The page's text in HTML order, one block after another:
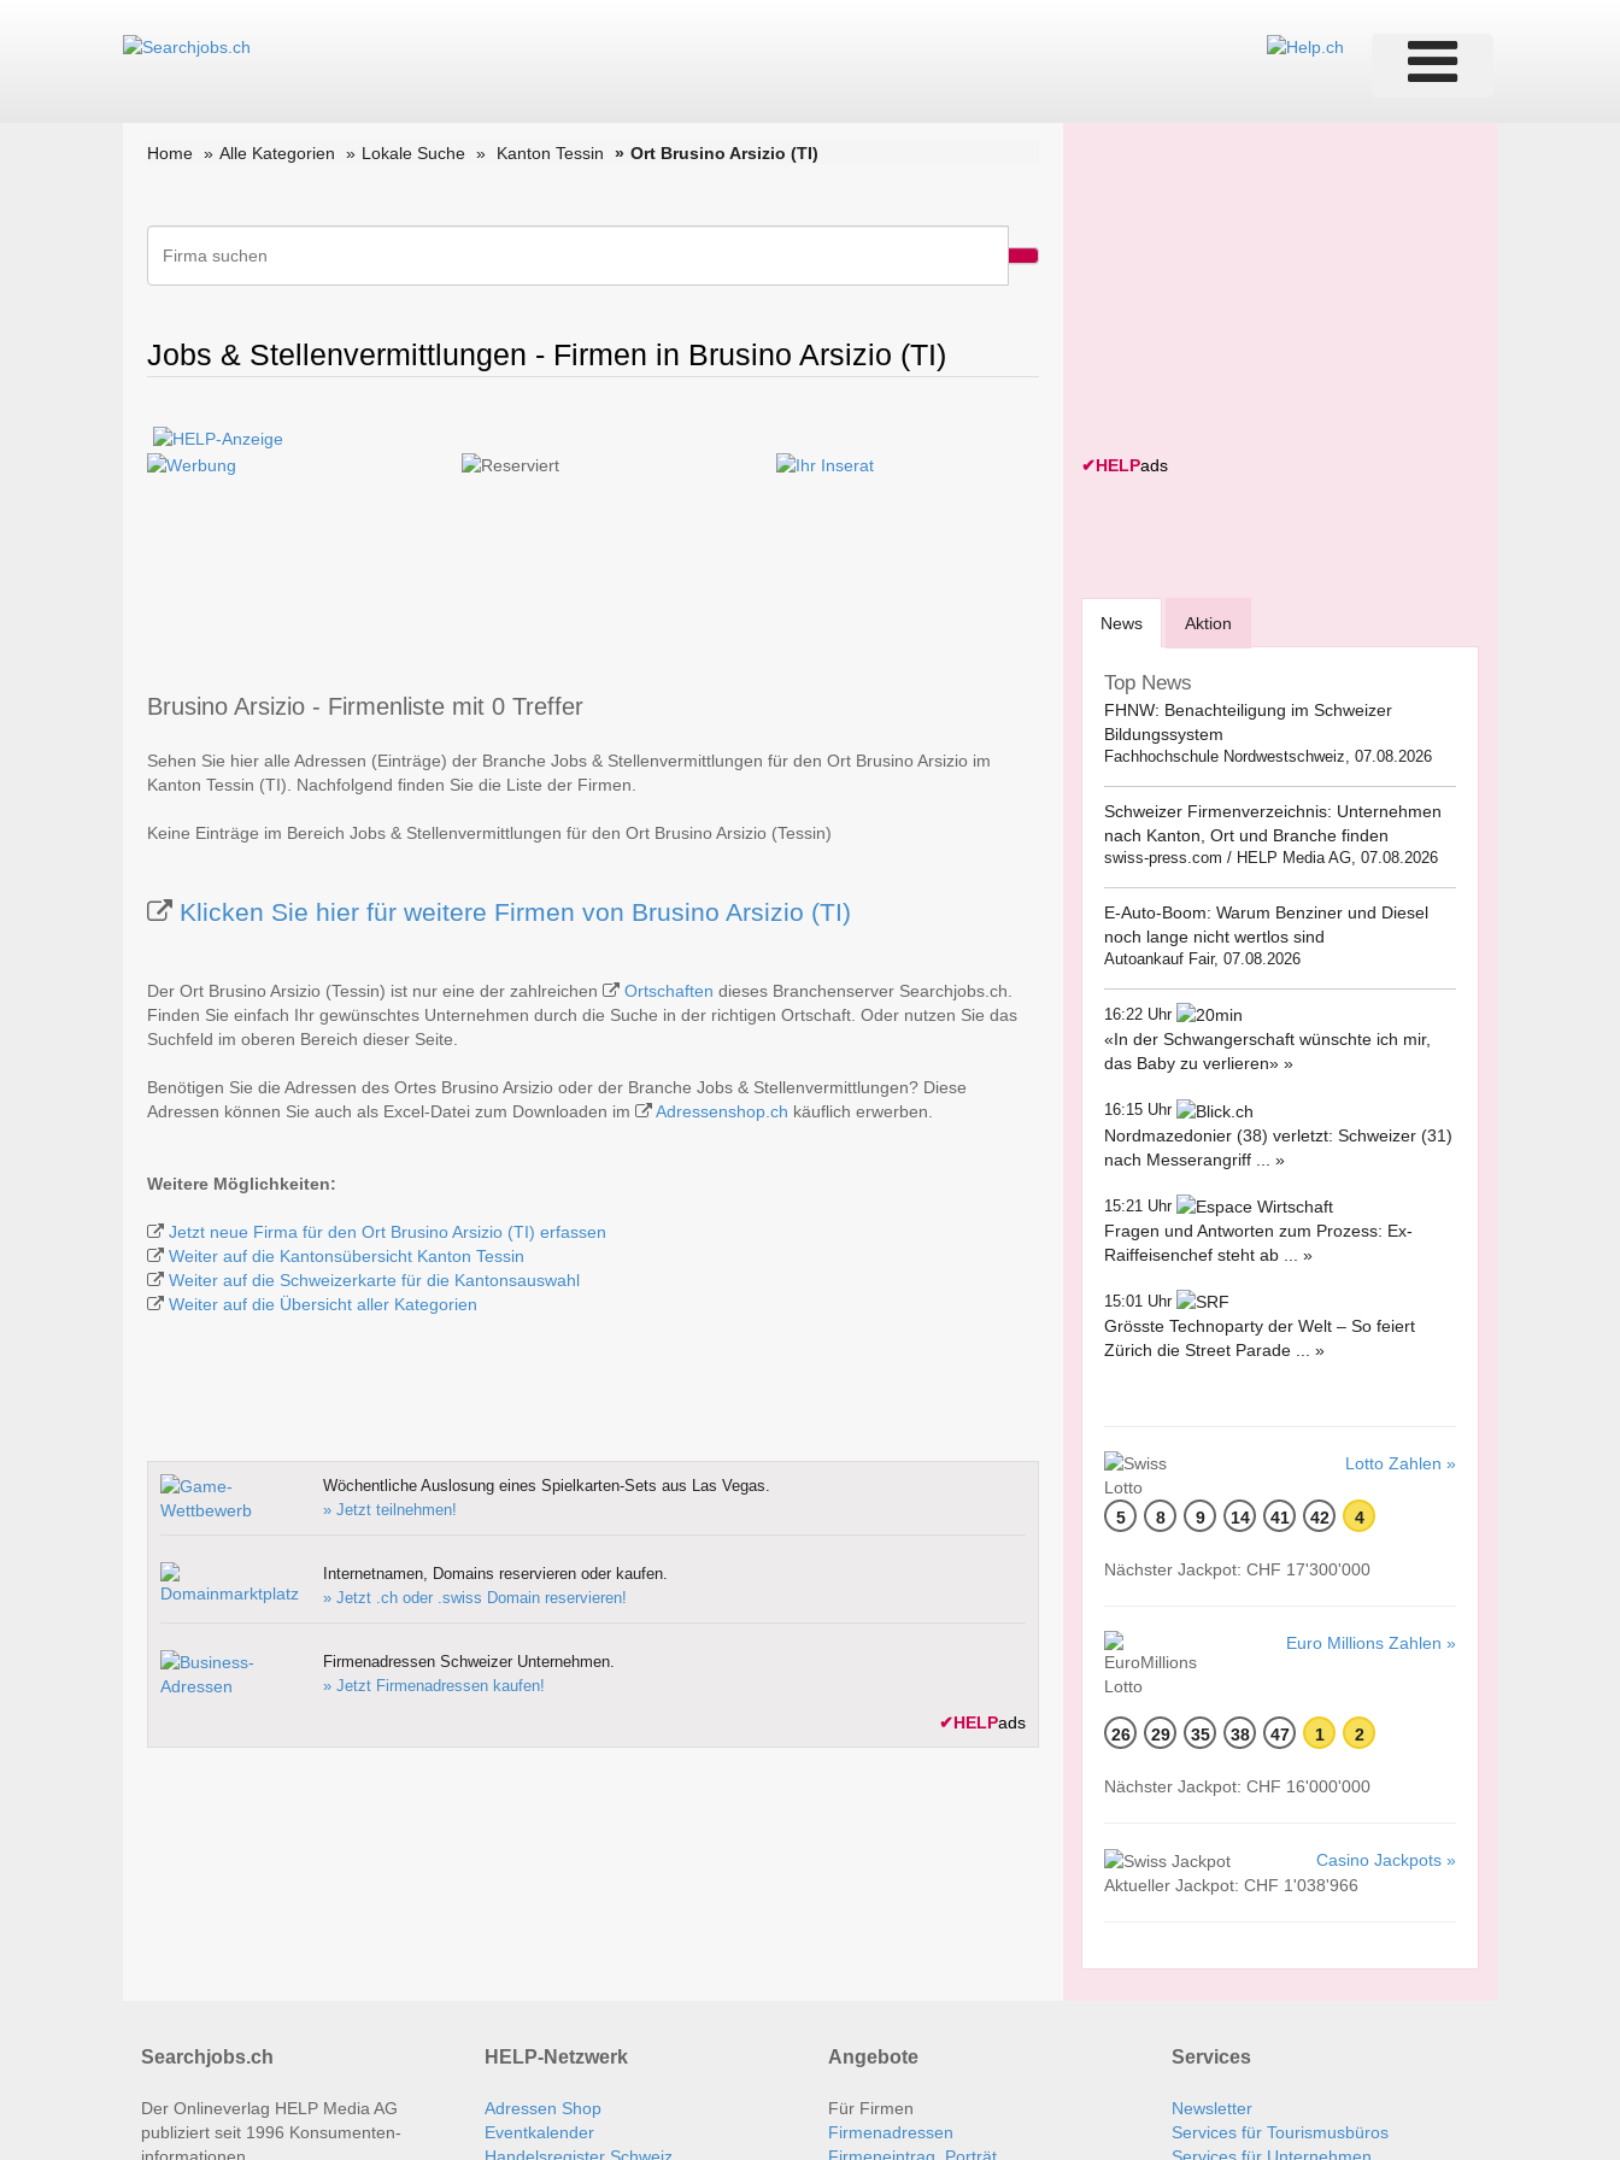
Home Alle Kategorien Lokale Suche Kanton Tessin Ort Brusino Arsizio (TI)
Jobs & Stellenvermittlungen - Firmen in Brusino Arsizio (TI)
Brusino Arsizio - Firmenliste mit 0 Treffer
Sehen Sie hier alle Adressen (Einträge) der Branche Jobs & Stellenvermittlungen für den Ort Brusino Arsizio im
Kanton Tessin (TI). Nachfolgend finden Sie die Liste der Firmen.
Keine Einträge im Bereich Jobs & Stellenvermittlungen für den Ort Brusino Arsizio (Tessin)
Klicken Sie hier für weitere Firmen von Brusino Arsizio (TI)
Der Ort Brusino Arsizio (Tessin) ist nur eine der zahlreichen Ortschaften dieses Branchenserver Searchjobs.ch.
Finden Sie einfach Ihr gewünschtes Unternehmen durch die Suche in der richtigen Ortschaft. Oder nutzen Sie das
Suchfeld im oberen Bereich dieser Seite.
Benötigen Sie die Adressen des Ortes Brusino Arsizio oder der Branche Jobs & Stellenvermittlungen? Diese
Adressen können Sie auch als Excel-Datei zum Downloaden im
Adressenshop.ch käuflich erwerben.
Weitere Möglichkeiten:
Jetzt neue Firma für den Ort Brusino Arsizio (TI) erfassen
Weiter auf die Kantonsübersicht Kanton Tessin
Weiter auf die Schweizerkarte für die Kantonsauswahl
Weiter auf die Übersicht aller Kategorien
Wöchentliche Auslosung eines Spielkarten-Sets aus Las Vegas.
» Jetzt teilnehmen!
Internetnamen, Domains reservieren oder kaufen.
» Jetzt .ch oder .swiss Domain reservieren!
Firmenadressen Schweizer Unternehmen.
» Jetzt Firmenadressen kaufen!
✔HELPads
✔HELPads
News Aktion
Top News
FHNW: Benachteiligung im Schweizer
Bildungssystem
Fachhochschule Nordwestschweiz, 07.08.2026
Schweizer Firmenverzeichnis: Unternehmen
nach Kanton, Ort und Branche finden
swiss-press.com / HELP Media AG, 07.08.2026
E-Auto-Boom: Warum Benziner und Diesel
noch lange nicht wertlos sind
Autoankauf Fair, 07.08.2026
16:22 Uhr
«In der Schwangerschaft wünschte ich mir,
das Baby zu verlieren» »
16:15 Uhr
Nordmazedonier (38) verletzt: Schweizer (31)
nach Messerangriff ... »
15:21 Uhr
Fragen und Antworten zum Prozess: Ex-
Raiffeisenchef steht ab ... »
15:01 Uhr
Grösste Technoparty der Welt – So feiert
Zürich die Street Parade ... »
Lotto Zahlen »
5 8 9 14 41 42 4
Nächster Jackpot: CHF 17'300'000
Euro Millions Zahlen »
26 29 35 38 47 1 2
Nächster Jackpot: CHF 16'000'000
Casino Jackpots »
Aktueller Jackpot: CHF 1'038'966
Searchjobs.ch
Der Onlineverlag HELP Media AG
publiziert seit 1996 Konsumenten­
HELP-Netzwerk
Adressen Shop
Eventkalender
Angebote
Für Firmen
Firmenadressen
Services
Newsletter
Services für Tourismusbüros